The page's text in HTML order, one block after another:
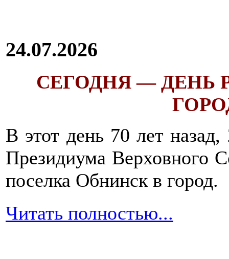
24.07.2026
СЕГОДНЯ — ДЕНЬ
В этот день 70 лет
Президиума Верховного
поселка Обнинск в город.
Читать полностью...